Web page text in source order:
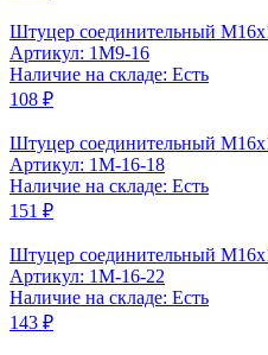
Штуцер соединительный
Артикул: 1M9-16
Наличие на складе: Есть
108 ₽
Штуцер соединительный
Артикул: 1M-16-18
Наличие на складе: Есть
151 ₽
Штуцер соединительный
Артикул: 1M-16-22
Наличие на складе: Есть
143 ₽